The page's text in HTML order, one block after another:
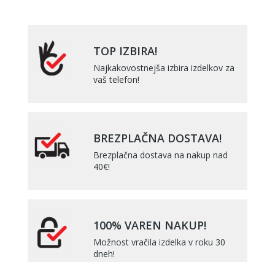
TOP IZBIRA!
Najkakovostnejša izbira izdelkov za
vaš telefon!
BREZPLAČNA DOSTAVA!
Brezplačna dostava na nakup nad
40€!
100% VAREN NAKUP!
Možnost vračila izdelka v roku 30
dneh!